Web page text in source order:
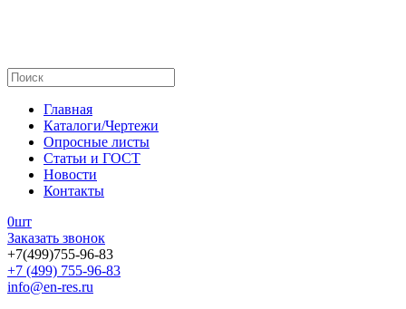
Главная
Каталоги/Чертежи
Опросные листы
Статьи и ГОСТ
Новости
Контакты
0шт
Заказать звонок
+7(499)755-96-83
+7 (499) 755-96-83
info@en-res.ru